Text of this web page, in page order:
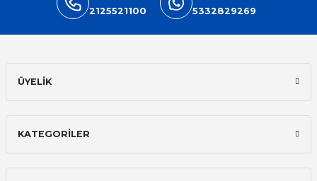
1.198,80 TL
2125521100 5332829269
ÜYELİK
KATEGORİLER